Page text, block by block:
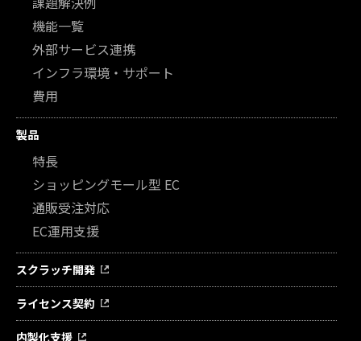
機能一覧
外部サービス連携
インフラ環境・サポート
費用
製品
特長
ショッピングモール型 EC
通販受注対応
EC運用支援
スクラッチ開発
ライセンス契約
内製化支援